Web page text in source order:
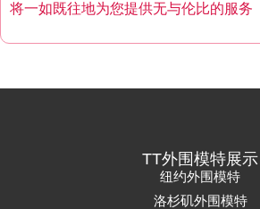
将一如既往地为您提供无与伦比的服务
TT外围模特展示
纽约外围模特
洛杉矶外围模特